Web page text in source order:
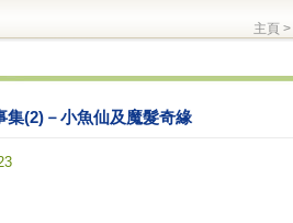
主頁 >
集(2)－小魚仙及魔髮奇緣